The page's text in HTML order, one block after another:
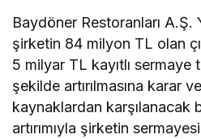
Baydöner Restoranları A.Ş.
şirketin 84 milyon TL olan
5 milyar TL kayıtlı sermaye
şekilde artırılmasına karar
kaynaklardan karşılanacak
artırımıyla şirketin